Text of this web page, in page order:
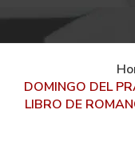
DOMINGO DEL
LIBRO DE